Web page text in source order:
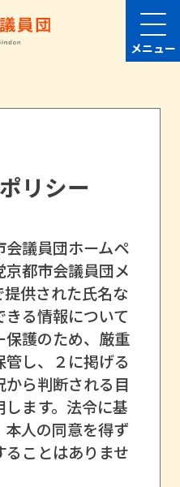
メニュー
リシー
会議員団ホームペ
都市会議員団メ
供された氏名な
る情報について
保護のため、厳重
し、２に掲げる
ら判断される目
ます。法令に基
人の同意を得ず
ことはありませ